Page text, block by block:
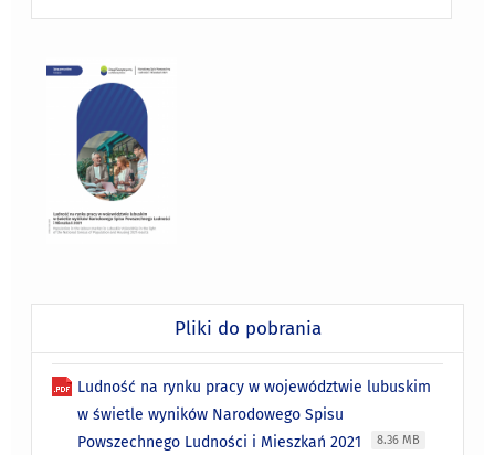
Pliki do pobrania
Ludność na rynku pracy w województwie lubuskim
w świetle wyników Narodowego Spisu
Powszechnego Ludności i Mieszkań 2021
8.36 MB